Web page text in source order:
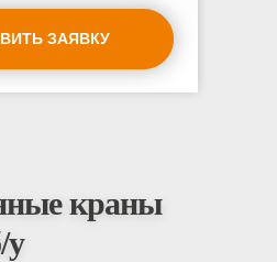
ЗАЯВКУ
краны
у